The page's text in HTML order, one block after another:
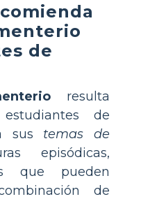
de
resulta
de
sus temas de
episódicas,
que pueden
de